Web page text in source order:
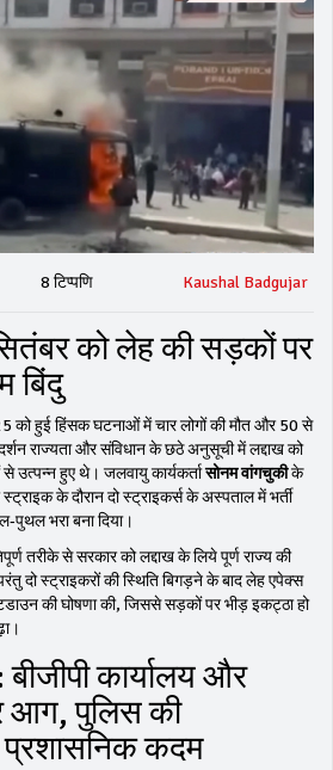
8 टिप्पणि Kaushal Badgujar
को लेह की सड़कों पर
बिंदु
को हुई हिंसक घटनाओं में चार लोगों की मौत और 50 से
राज्यता और संविधान के छठे अनुसूची में लद्दाख को
से उत्पन्न हुए थे। जलवायु कार्यकर्तासोनम वांगचुकीके
के दौरान दो स्ट्राइकर्स के अस्पताल में भर्ती
भरा बना दिया।
तरीके से सरकार को लद्दाख के लिये पूर्ण राज्य की
दो स्ट्राइकरों की स्थिति बिगड़ने के बाद लेह एपेक्स
की घोषणा की, जिससे सड़कों पर भीड़ इकट्ठा हो
बीजीपी कार्यालय और
आग, पुलिस की
प्रशासनिक कदम